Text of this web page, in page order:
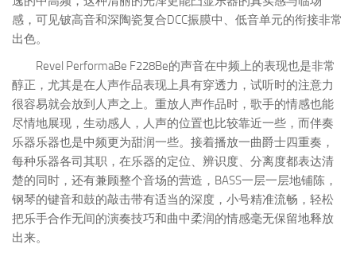
感，可见铍高音和深陶瓷复合DCC振膜中、低音单元的衔接非常
出色。
Revel PerformaBe F228Be的声音在中频上的表现也是非常
醇正，尤其是在人声作品表现上具有穿透力，试听时的注意力
很容易就会放到人声之上。重放人声作品时，歌手的情感也能
尽情地展现，生动感人，人声的位置也比较靠近一些，而伴奏
乐器乐器也是中频更为甜润一些。接着播放一曲爵士四重奏，
每种乐器各司其职，在乐器的定位、辨识度、分离度都表达清
楚的同时，还有兼顾整个音场的营造，BASS一层一层地铺陈，
钢琴的键音和鼓的敲击带有适当的深度，小号精准流畅，轻松
把乐手合作无间的演奏技巧和曲中柔润的情感毫无保留地释放
出来。